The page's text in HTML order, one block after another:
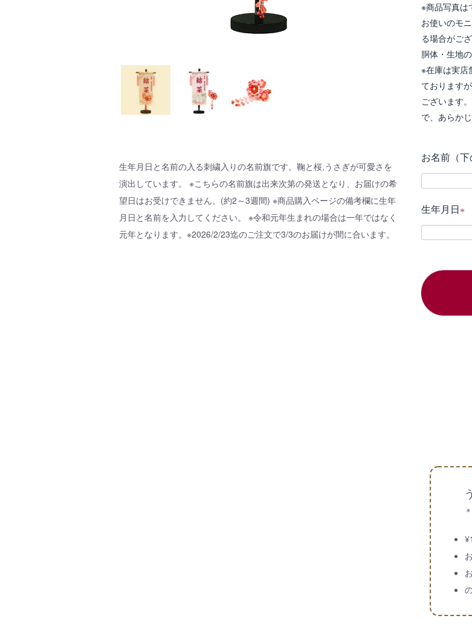
生年月日と名前の入る刺繍入りの名前旗です。鞠と桜,うさぎが可愛さを
演出しています。 ※こちらの名前旗は出来次第の発送となり、お届けの希
望日はお受けできません。(約2～3週間) ※商品購入ページの備考欄に生年
月日と名前を入力してください。 ※令和元年生まれの場合は一年ではなく
元年となります。※2026/2/23迄のご注文で3/3のお届けが間に合います。
※商品写真は
お使いのモ
る場合がご
胴体・生地
※在庫は実店
ております
ございます
で、あらか
お名前（下
生年月日